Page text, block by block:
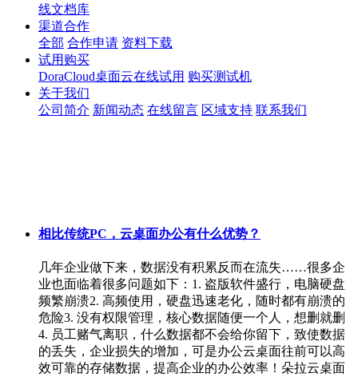
线文档库
渠道合作
全部 合作申请 资料下载
试用购买
DoraCloud桌面云在线试用 购买测试机
关于我们
公司简介 新闻动态 在线留言 区域支持 联系我们
相比传统PC，云桌面办公有什么优势？
几年企业做下来，数据没有积累反而在流失……很多企
业也面临着很多问题如下：1. 盗版软件盛行，电脑硬盘
频繁崩溃2. 高频使用，硬盘迅速老化，随时都有崩溃的
危险3. 没有权限管理，核心数据随便一个人，想删就删
4. 员工赌气离职，什么数据都不会给你留下，致使数据
的丢失，企业损失的增加，可是办公云桌面往前可以高
效可靠的存储数据，提高企业的办公效率！朵拉云桌面